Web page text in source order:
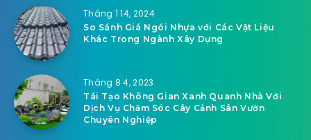
Tháng 1 14, 2024
So Sánh Giá Ngói Nhựa với Các Vật Liệu
Khác Trong Ngành Xây Dựng
Tháng 8 4, 2023
Tái Tạo Không Gian Xanh Quanh Nhà Với
Dịch Vụ Chăm Sóc Cây Cảnh Sân Vườn
Chuyên Nghiệp